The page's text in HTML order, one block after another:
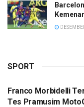
SPORT
Franco Morbidelli
Tes Pramusim